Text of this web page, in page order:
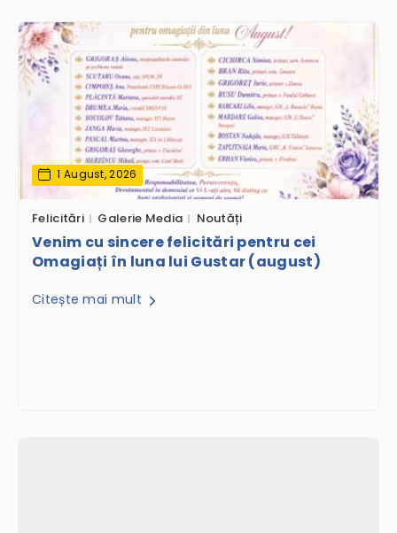
1 August, 2026
Felicitări Galerie Media Noutăți
Venim cu sincere felicitări pentru cei
Omagiați în luna lui Gustar (august)
Citește mai mult